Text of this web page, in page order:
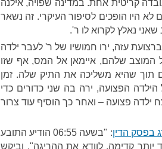
קריטית אחת. במדינה שפויה, אילנה
לא היו הופכים לסיפור העיקרי. זה נשאר
נאלץ לקרוא לו ר'.
היה ברצועת עזה, ירו חמושיו של ר' לעבר ילדה
אל המוצב שלהם, איימאן אל המס, אף שזו
תוך שהיא משליכה את התיק שלה. זמן
הפצועה, ירה בה שני כדורים כדי
ילדה פצועה – ואחר כך הוסיף עוד צרור
בפסק הדין
: "בשעה 06:55 הודיע התובע
יותר קדימה, לוודא את ההריגה", וביקש